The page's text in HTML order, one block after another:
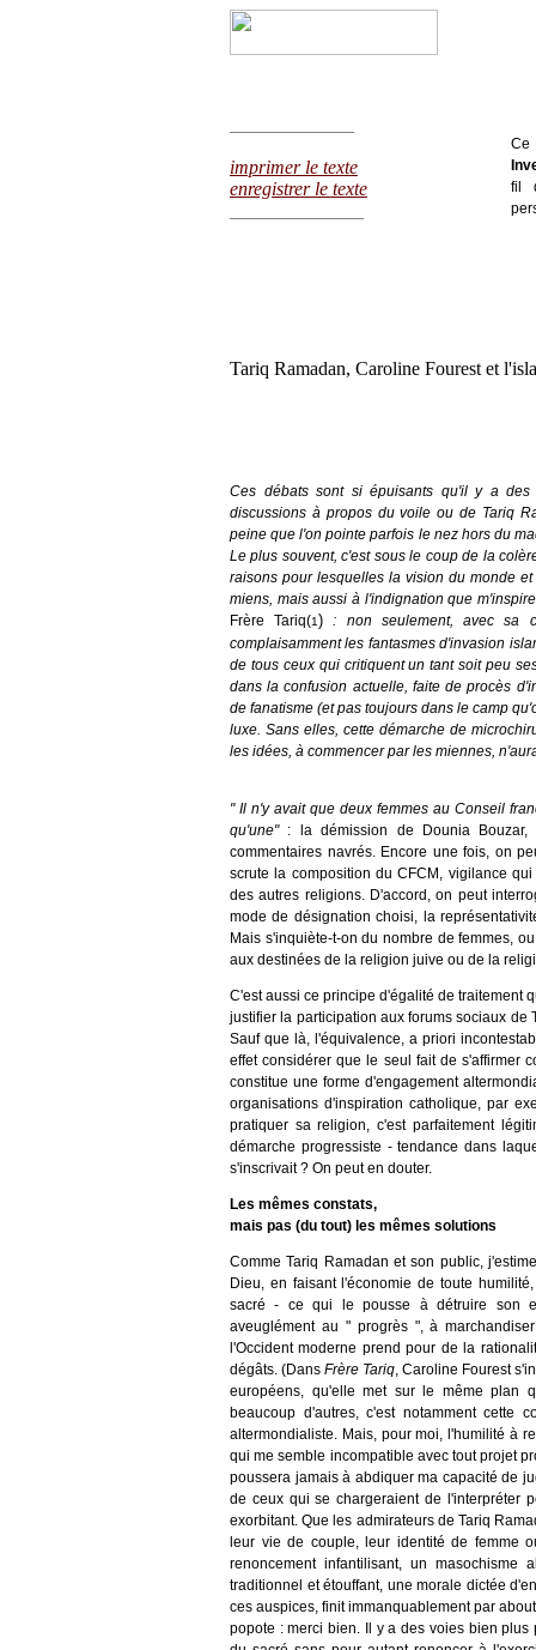
imprimer le texte
enregistrer le texte
fil
Tariq Ramadan, Caroline Fourest et
Ces débats sont si épuisants qu'il y a
discussions à propos du voile ou de Tariq
peine que l'on pointe parfois le nez hors du
Le plus souvent, c'est sous le coup de la
raisons pour lesquelles la vision du monde
miens, mais aussi à l'indignation que
Frère Tariq(1 ) : non seulement, avec sa
complaisamment les fantasmes d'invasion
de tous ceux qui critiquent un tant soit peu
dans la confusion actuelle, faite de procès
de fanatisme (et pas toujours dans le camp
luxe. Sans elles, cette démarche de
les idées, à commencer par les miennes,
" Il n'y avait que deux femmes au Conseil
qu'une": la démission de Dounia
commentaires navrés. Encore une fois, on
scrute la composition du CFCM, vigilance
des autres religions. D'accord, on peut
mode de désignation choisi, la
Mais s'inquiète-t-on du nombre de femmes,
aux destinées de la religion juive ou de la
C'est aussi ce principe d'égalité de traitement
justifier la participation aux forums sociaux
Sauf que là, l'équivalence, a priori
effet considérer que le seul fait de s'affirmer
constitue une forme d'engagement
organisations d'inspiration catholique, par
pratiquer sa religion, c'est parfaitement
démarche progressiste - tendance dans
s'inscrivait ? On peut en douter.
Les mêmes constats,
mais pas (du tout) les mêmes solutions
Comme Tariq Ramadan et son public,
Dieu, en faisant l'économie de toute
sacré - ce qui le pousse à détruire son
aveuglément au " progrès ", à
l'Occident moderne prend pour de la
dégâts. (Dans Frère Tariq, Caroline Fourest
européens, qu'elle met sur le même plan
beaucoup d'autres, c'est notamment cette
altermondialiste. Mais, pour moi, l'humilité à
qui me semble incompatible avec tout projet
poussera jamais à abdiquer ma capacité de
de ceux qui se chargeraient de l'interpréter
exorbitant. Que les admirateurs de Tariq
leur vie de couple, leur identité de femme
renoncement infantilisant, un
traditionnel et étouffant, une morale dictée
ces auspices, finit immanquablement par
popote : merci bien. Il y a des voies bien